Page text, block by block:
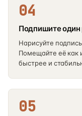
04
Подпишите один
Нарисуйте
Помещайте её как
быстрее и
05